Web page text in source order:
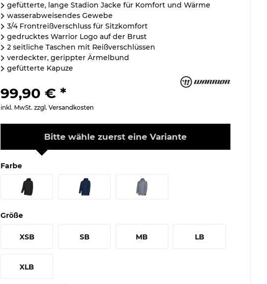
gefütterte, lange Stadion Jacke für Komfort und Wärme
wasserabweisendes Gewebe
3/4 Frontreißverschluss für Sitzkomfort
gedrucktes Warrior Logo auf der Brust
2 seitliche Taschen mit Reißverschlüssen
verdeckter, gerippter Ärmelbund
gefütterte Kapuze
99,90 € *
inkl. MwSt. zzgl. Versandkosten
Bitte wähle zuerst eine Variante
Farbe
Größe
XSB SB MB LB
XLB